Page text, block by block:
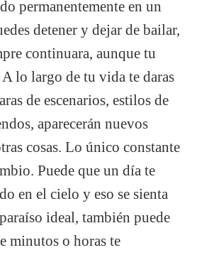
permanentemente en un
detener y dejar de bailar,
continuara, aunque tu
lo largo de tu vida te daras
de escenarios, estilos de
aparecerán nuevos
cosas. Lo único constante
Puede que un día te
en el cielo y eso se sienta
ideal, también puede
minutos o horas te